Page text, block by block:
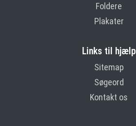
Foldere
Plakater
Links til hjælp
Sitemap
Søgeord
Kontakt os